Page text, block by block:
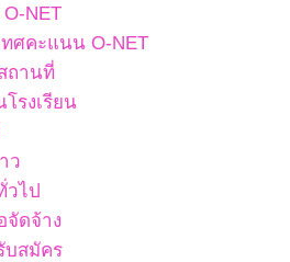
NET
ทศคะแนน O-NET
ถานที่
รงเรียน
ว
วไป
จัดจ้าง
บสมัคร